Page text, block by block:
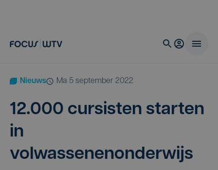
Nieuws ma 5 september 2022
12.000 cur­sis­ten star­ten
in
volwassenenonderwijs